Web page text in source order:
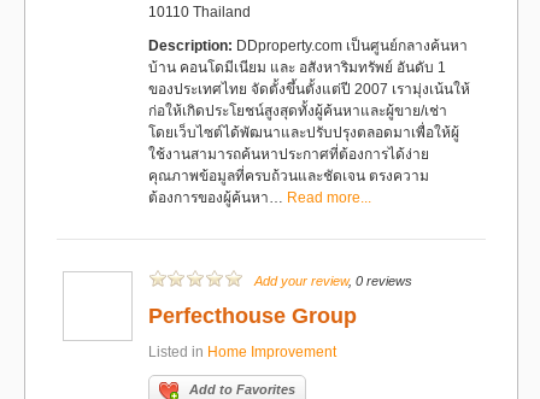
10110 Thailand
Description: DDproperty.com เป็นศูนย์กลางค้นหา
บ้าน คอนโดมีเนียม และ อสังหาริมทรัพย์ อันดับ 1
ของประเทศไทย จัดตั้งขึ้นตั้งแต่ปี 2007 เรามุ่งเน้นให้
ก่อให้เกิดประโยชน์สูงสุดทั้งผู้ค้นหาและผู้ขาย/เช่า
โดยเว็บไซต์ได้พัฒนาและปรับปรุงตลอดมาเพื่อให้ผู้
ใช้งานสามารถค้นหาประกาศที่ต้องการได้ง่าย
คุณภาพข้อมูลที่ครบถ้วนและชัดเจน ตรงความ
ต้องการของผู้ค้นหา… Read more...
Add your review, 0 reviews
Perfecthouse Group
Listed in Home Improvement
Add to Favorites